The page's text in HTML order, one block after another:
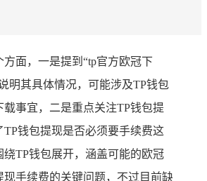
方面，一是提到“tp官方欧冠下
明其具体情况，可能涉及TP钱包
载事宜，二是重点关注TP钱包提
TP钱包提现是否必须要手续费这
绕TP钱包展开，涵盖可能的欧冠
现手续费的关键问题，不过目前缺